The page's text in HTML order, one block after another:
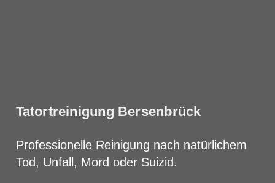
Tatortreinigung Bersenbrück
Professionelle Reinigung nach natürlichem
Tod, Unfall, Mord oder Suizid.